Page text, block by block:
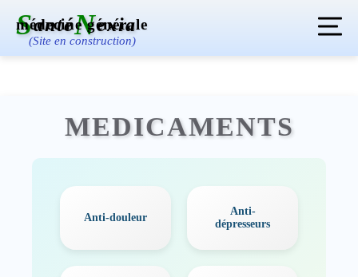
SantéNexia
médecine générale
(Site en construction)
Pédiatrie
Médicaments
Imagerie
MEDICAMENTS
Anti-douleur
Anti-
dépresseurs